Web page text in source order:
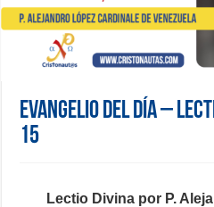
Evangelio del día –
15
Lectio Divina por P.